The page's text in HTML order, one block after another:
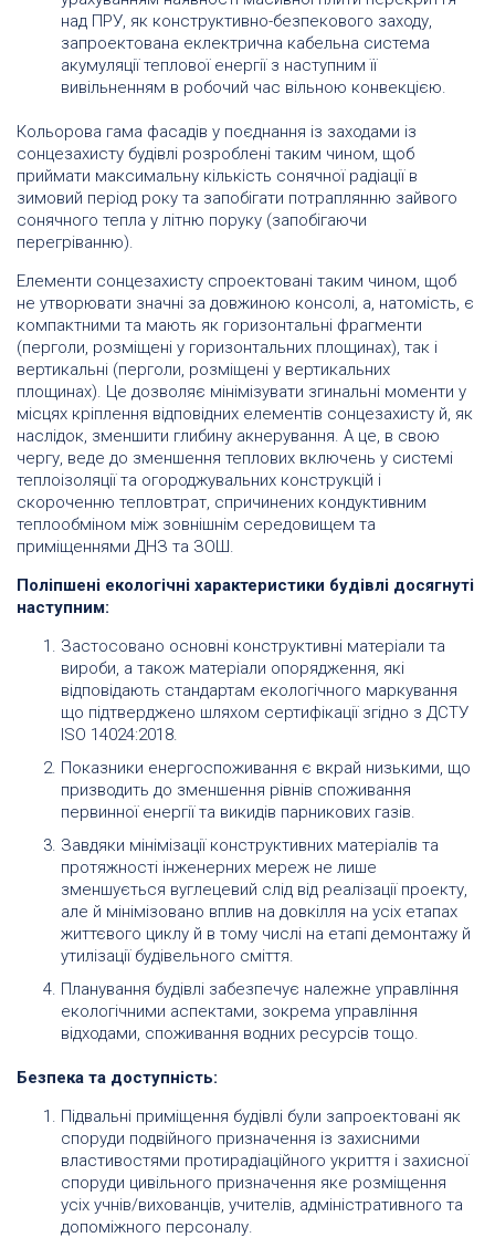
над ПРУ, як конструктивно-безпекового заходу,
запроектована еклектрична кабельна система
акумуляції теплової енергії з наступним її
вивільненням в робочий час вільною конвекцією.
Кольорова гама фасадів у поєднання із заходами із
сонцезахисту будівлі розроблені таким чином, щоб
приймати максимальну кількість сонячної радіації в
зимовий період року та запобігати потраплянню зайвого
сонячного тепла у літню поруку (запобігаючи
перегріванню).
Елементи сонцезахисту спроектовані таким чином, щоб
не утворювати значні за довжиною консолі, а, натомість, є
компактними та мають як горизонтальні фрагменти
(перголи, розміщені у горизонтальних площинах), так і
вертикальні (перголи, розміщені у вертикальних
площинах). Це дозволяє мінімізувати згинальні моменти у
місцях кріплення відповідних елементів сонцезахисту й, як
наслідок, зменшити глибину акнерування. А це, в свою
чергу, веде до зменшення теплових включень у системі
теплоізоляції та огороджувальних конструкцій і
скороченню тепловтрат, спричинених кондуктивним
теплообміном між зовнішнім середовищем та
приміщеннями ДНЗ та ЗОШ.
Поліпшені екологічні характеристики будівлі досягнуті
наступним:
Застосовано основні конструктивні матеріали та
вироби, а також матеріали опорядження, які
відповідають стандартам екологічного маркування
що підтверджено шляхом сертифікації згідно з ДСТУ
ISO 14024:2018.
Показники енергоспоживання є вкрай низькими, що
призводить до зменшення рівнів споживання
первинної енергії та викидів парникових газів.
Завдяки мінімізації конструктивних матеріалів та
протяжності інженерних мереж не лише
зменшується вуглецевий слід від реалізації проекту,
але й мінімізовано вплив на довкілля на усіх етапах
життєвого циклу й в тому числі на етапі демонтажу й
утилізації будівельного сміття.
Планування будівлі забезпечує належне управління
екологічними аспектами, зокрема управління
відходами, споживання водних ресурсів тощо.
Безпека та доступність:
Підвальні приміщення будівлі були запроектовані як
споруди подвійного призначення із захисними
властивостями протирадіаційного укриття і захисної
споруди цивільного призначення яке розміщення
усіх учнів/вихованців, учителів, адміністративного та
допоміжного персоналу.